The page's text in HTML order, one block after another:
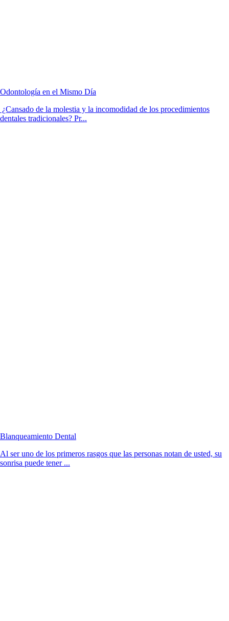
Odontología en el Mismo Día
¿Cansado de la molestia y la incomodidad de los procedimientos
dentales tradicionales? Pr...
Blanqueamiento Dental
Al ser uno de los primeros rasgos que las personas notan de usted, su
sonrisa puede tener ...